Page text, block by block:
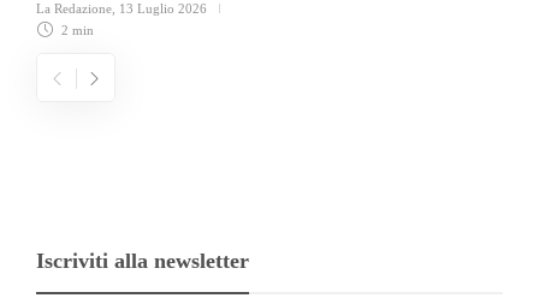
La Redazione 13 Luglio 2026
2 min
Iscriviti alla newsletter